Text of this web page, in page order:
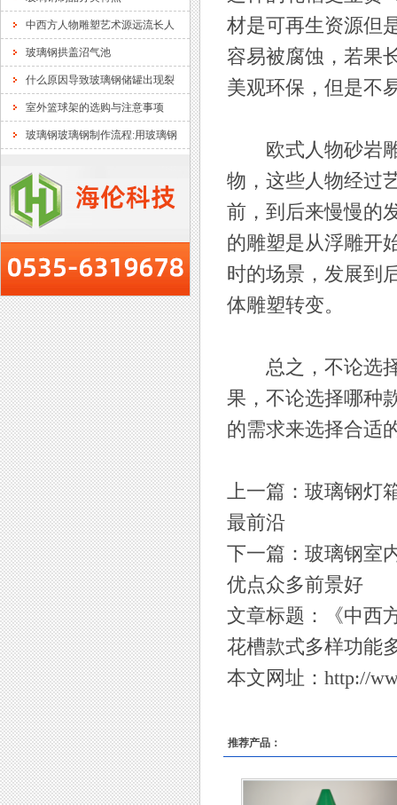
中西方人物雕塑艺术源远流长人
玻璃钢拱盖沼气池
什么原因导致玻璃钢储罐出现裂
室外篮球架的选购与注意事项
玻璃钢玻璃钢制作流程:用玻璃钢
材是可再生资源但
容易被腐蚀，若果
美观环保，但是不
欧式人物砂岩雕
物，这些人物经过
前，到后来慢慢的
的雕塑是从浮雕开
时的场景，发展到
体雕塑转变。
总之，不论选择
果，不论选择哪种
的需求来选择合适
上一篇： 玻璃钢灯
最前沿
下一篇： 玻璃钢室
优点众多前景好
文章标题：《中西
花槽款式多样功能
本文网址： http://
推荐产品：